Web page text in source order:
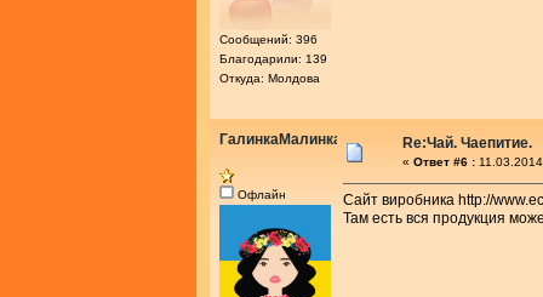
Сообщений: 396
Благодарили: 139
Откуда: Молдова
ГалинкаМалинка
Офлайн
Re:Чай. Чаепитие.
« Ответ #6 :
Сайт виробника http://
Там есть вся продукция